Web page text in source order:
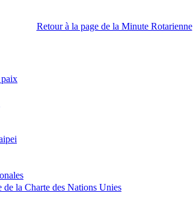
Retour à la page de la Minute Rotarienne
la Charte des Nations Unies